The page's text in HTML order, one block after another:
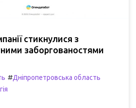
стикнулися з
заборгованостями
#Дніпропетровська область